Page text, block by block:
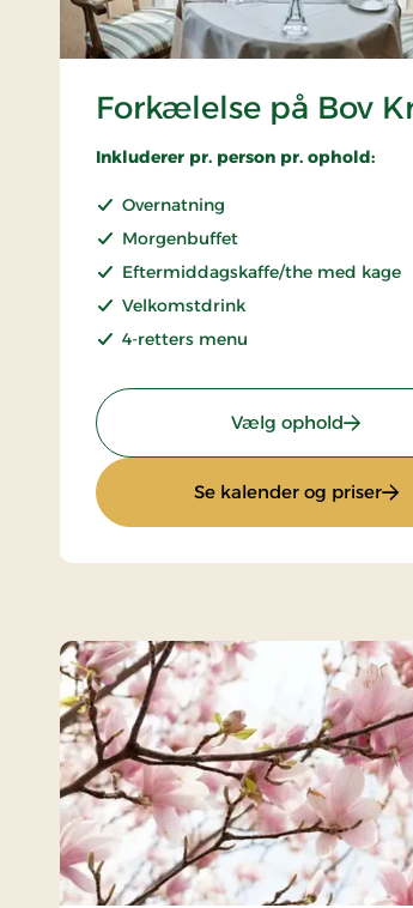
Forkælelse på Bov
Inkluderer pr. person pr. ophold:
Overnatning
Morgenbuffet
Eftermiddagskaffe/the med kage
Velkomstdrink
4-retters menu
Vælg ophold:
Se kalender og priser: